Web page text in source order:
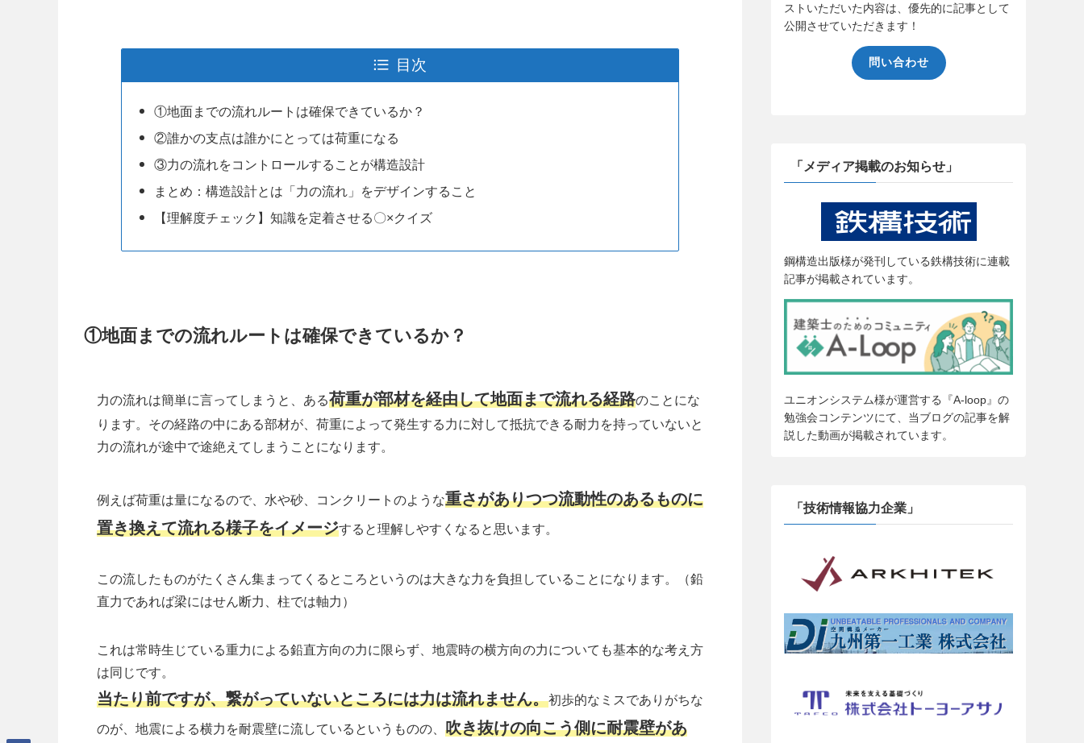
目次
①地面までの流れルートは確保できているか？
②誰かの支点は誰かにとっては荷重になる
③力の流れをコントロールすることが構造設計
まとめ：構造設計とは「力の流れ」をデザインすること
【理解度チェック】知識を定着させる〇×クイズ
①地面までの流れルートは確保できているか？
力の流れは簡単に言ってしまうと、ある荷重が部材を経由して地面まで流れる経路のことにな
ります。その経路の中にある部材が、荷重によって発生する力に対して抵抗できる耐力を持っていないと
力の流れが途中で途絶えてしまうことになります。
例えば荷重は量になるので、水や砂、コンクリートのような重さがありつつ流動性のあるものに
置き換えて流れる様子をイメージすると理解しやすくなると思います。
この流したものがたくさん集まってくるところというのは大きな力を負担していることになります。（鉛
直力であれば梁にはせん断力、柱では軸力）
これは常時生じている重力による鉛直方向の力に限らず、地震時の横方向の力についても基本的な考え方
は同じです。
当たり前ですが、繋がっていないところには力は流れません。初歩的なミスでありがちな
のが、地震による横力を耐震壁に流しているというものの、 吹き抜けの向こう側に耐震壁があ
ストいただいた内容は、優先的に記事として
公開させていただきます！
問い合わせ
「メディア掲載のお知らせ」
鋼構造出版様が発刊している鉄構技術に連載
記事が掲載されています。
ユニオンシステム様が運営する『A-loop』の
勉強会コンテンツにて、当ブログの記事を解
説した動画が掲載されています。
「技術情報協力企業」